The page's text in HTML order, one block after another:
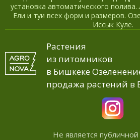
установка автоматического
Ели и туи всех форм и размеров.
Иссык Куле.
Растения
из питомников
в Бишкеке
продажа растений в
Не является